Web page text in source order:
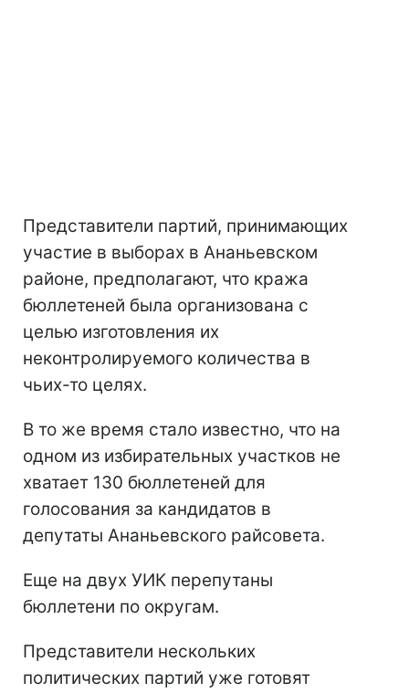
Представители партий, принимающих
участие в выборах в Ананьевском
районе, предполагают, что кража
бюллетеней была организована с
целью изготовления их
неконтролируемого количества в
чьих-то целях.
В то же время стало известно, что на
одном из избирательных участков не
хватает 130 бюллетеней для
голосования за кандидатов в
депутаты Ананьевского райсовета.
Еще на двух УИК перепутаны
бюллетени по округам.
Представители нескольких
политических партий уже готовят